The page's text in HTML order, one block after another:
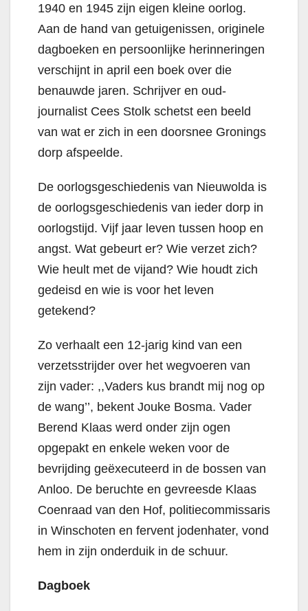
1940 en 1945 zijn eigen kleine oorlog.
Aan de hand van getuigenissen, originele
dagboeken en persoonlijke herinneringen
verschijnt in april een boek over die
benauwde jaren. Schrijver en oud-
journalist Cees Stolk schetst een beeld
van wat er zich in een doorsnee Gronings
dorp afspeelde.
De oorlogsgeschiedenis van Nieuwolda is
de oorlogsgeschiedenis van ieder dorp in
oorlogstijd. Vijf jaar leven tussen hoop en
angst. Wat gebeurt er? Wie verzet zich?
Wie heult met de vijand? Wie houdt zich
gedeisd en wie is voor het leven
getekend?
Zo verhaalt een 12-jarig kind van een
verzetsstrijder over het wegvoeren van
zijn vader: ,,Vaders kus brandt mij nog op
de wang’’, bekent Jouke Bosma. Vader
Berend Klaas werd onder zijn ogen
opgepakt en enkele weken voor de
bevrijding geëxecuteerd in de bossen van
Anloo. De beruchte en gevreesde Klaas
Coenraad van den Hof, politiecommissaris
in Winschoten en fervent jodenhater, vond
hem in zijn onderduik in de schuur.
Dagboek